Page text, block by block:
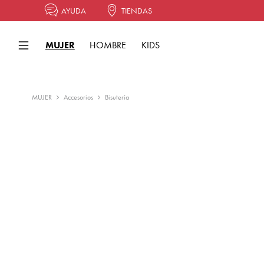
AYUDA TIENDAS
MUJER HOMBRE KIDS
MUJER Accesorios Bisutería